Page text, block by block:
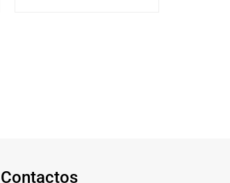
Contactos